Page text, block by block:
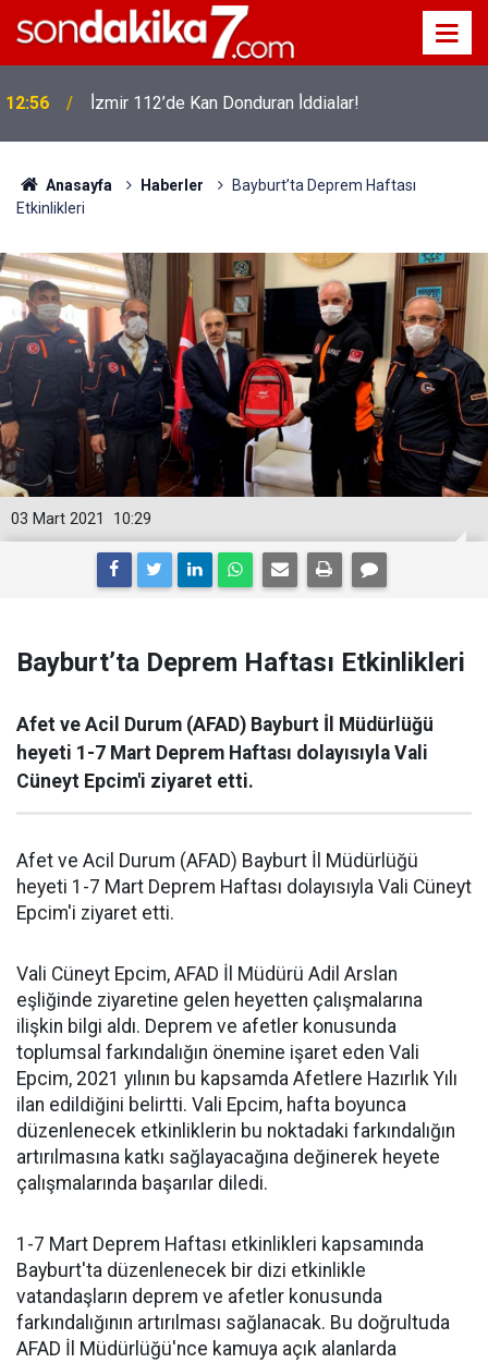
12:56 İ̇zmir 112’de Kan Donduran İ̇ddialar!
Anasayfa Haberler
Bayburt’ta Deprem Haftası
Etkinlikleri
10:29
03 Mart 2021
Bayburt’ta Deprem Haftası Etkinlikleri
Afet ve Acil Durum (AFAD) Bayburt İl Müdürlüğü
heyeti 1-7 Mart Deprem Haftası dolayısıyla Vali
Cüneyt Epcim'i ziyaret etti.
Afet ve Acil Durum (AFAD) Bayburt İl Müdürlüğü
heyeti 1-7 Mart Deprem Haftası dolayısıyla Vali Cüneyt
Epcim'i ziyaret etti.
Vali Cüneyt Epcim, AFAD İl Müdürü Adil Arslan
eşliğinde ziyaretine gelen heyetten çalışmalarına
ilişkin bilgi aldı. Deprem ve afetler konusunda
toplumsal farkındalığın önemine işaret eden Vali
Epcim, 2021 yılının bu kapsamda Afetlere Hazırlık Yılı
ilan edildiğini belirtti. Vali Epcim, hafta boyunca
düzenlenecek etkinliklerin bu noktadaki farkındalığın
artırılmasına katkı sağlayacağına değinerek heyete
çalışmalarında başarılar diledi.
1-7 Mart Deprem Haftası etkinlikleri kapsamında
Bayburt'ta düzenlenecek bir dizi etkinlikle
vatandaşların deprem ve afetler konusunda
farkındalığının artırılması sağlanacak. Bu doğrultuda
AFAD İl Müdürlüğü'nce kamuya açık alanlarda